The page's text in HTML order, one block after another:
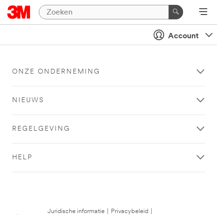
Account
ONZE ONDERNEMING
NIEUWS
REGELGEVING
HELP
Juridische informatie Privacybeleid